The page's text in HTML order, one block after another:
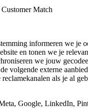
Match
informeren we je
en tonen we je
we jouw
volgende externe
als je al
Google, LinkedIn,